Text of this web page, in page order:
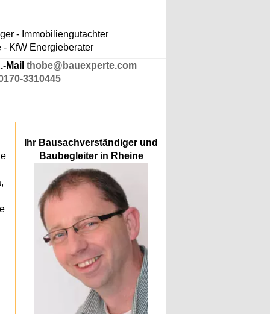
- Immobiliengutachter
- KfW Energieberater
Mail thobe@bauexperte.com
3310445
Ihr Bausachverständiger und
Baubegleiter in Rheine